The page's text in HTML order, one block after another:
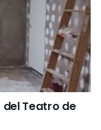
del Teatro de